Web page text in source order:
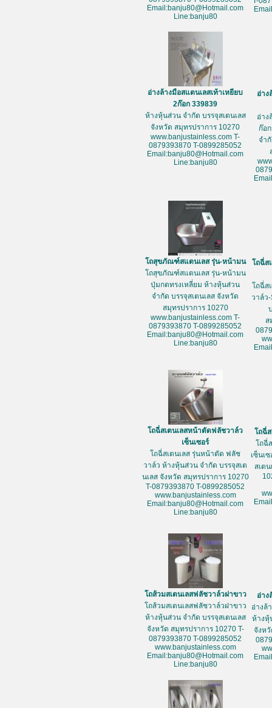
Email:banju80@Hotmail.com
Line:banju80
อ่างล้างมือสแตนเลสเท้าเหยียบ
2ก๊อก 339839
ห้างหุ้นส่วน จำกัด บรรจุสเตนเลส
จังหวัด สมุทรปราการ 10270
www.banjustainless.com T-
0879393870 T-0899285052
Email:banju80@Hotmail.com
Line:banju80
อ่าง
อ่าง
ก๊อ
จำ
โถสุขภัณฑ์สแตนเลส รุ่น-หน้ามน
โถสุขภัณฑ์สแตนเลส รุ่น-หน้ามน
ปุ่มกดทรงเหลี่ยม ห้างหุ้นส่วน
จำกัด บรรจุสเตนเลส จังหวัด
สมุทรปราการ 10270
www.banjustainless.com T-
0879393870 T-0899285052
Email:banju80@Hotmail.com
Line:banju80
โถฉี่ส
โถฉี่ส
วาล์ว
ส
โถฉี่สเตนเลสหน้าตัดฟลัชวาล์ว
เซ็นเซอร์
โถฉี่สเตนเลส รุ่นหน้าตัด ฟลัช
วาล์ว ห้างหุ้นส่วน จำกัด บรรจุสเต
นเลส จังหวัด สมุทรปราการ 10270
T-0879393870 T-0899285052
www.banjustainless.com
Email:banju80@Hotmail.com
Line:banju80
โถฉี่
โถฉี่
เซ็นเ
สเต
โถส้วมสเตนเลสฟลัชวาล์วฝาขาว
โถส้วมสเตนเลสฟลัชวาล์วฝาขาว
ห้างหุ้นส่วน จำกัด บรรจุสเตนเลส
จังหวัด สมุทรปราการ 10270 T-
0879393870 T-0899285052
www.banjustainless.com
Email:banju80@Hotmail.com
Line:banju80
อ่าง
อ่างล้
ห้างหุ้
จังห